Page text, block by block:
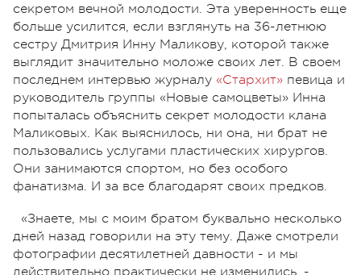
секретом вечной молодости. Эта уверенность еще
больше усилится, если взглянуть на 36-летнюю
сестру Дмитрия Инну Маликову, которой также
выглядит значительно моложе своих лет. В своем
последнем интервью журналу «Стархит» певица и
руководитель группы «Новые самоцветы» Инна
попыталась объяснить секрет молодости клана
Маликовых. Как выяснилось, ни она, ни брат не
пользовались услугами пластических хирургов.
Они занимаются спортом, но без особого
фанатизма. И за все благодарят своих предков.
«Знаете, мы с моим братом буквально несколько
дней назад говорили на эту тему. Даже смотрели
фотографии десятилетней давности - и мы
действительно практически не изменились, -